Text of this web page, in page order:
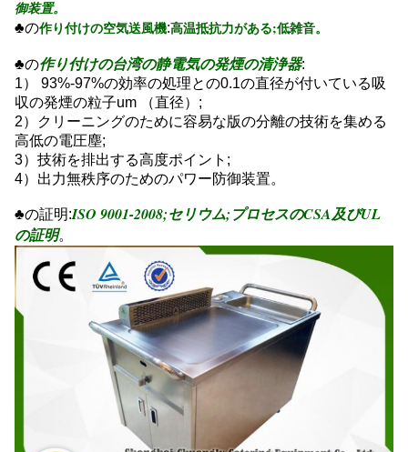
御装置。
♣の作り付けの空気送風機:高温抵抗力がある;低雑音。
♣の作り付けの台湾の静電気の発煙の清浄器:
1） 93%-97%の効率の処理との0.1の直径が付いている吸
収の発煙の粒子um （直径）;
2）クリーニングのために容易な版の分離の技術を集める
高低の電圧塵;
3）技術を排出する高度ポイント;
4）出力無秩序のためのパワー防御装置。
♣の証明:ISO 9001-2008;セリウム;プロセスのCSA及びUL
の証明。